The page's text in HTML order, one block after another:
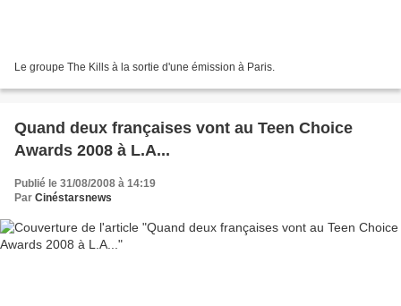
Le groupe The Kills à la sortie d'une émission à Paris.
Quand deux françaises vont au Teen Choice
Awards 2008 à L.A...
Publié le 31/08/2008 à 14:19
Par Cinéstarsnews